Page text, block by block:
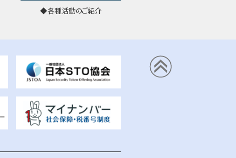
各種活動のご紹介